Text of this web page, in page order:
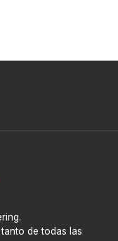
de todas las